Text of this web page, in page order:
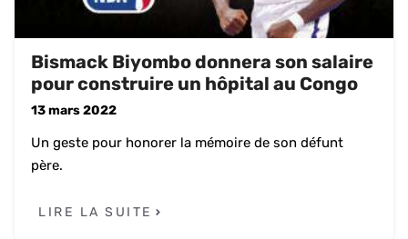
Bismack Biyombo donnera son salaire
pour construire un hôpital au Congo
13 mars 2022
Un geste pour honorer la mémoire de son défunt
père.
LIRE LA SUITE